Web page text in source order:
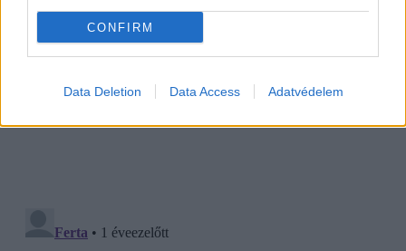
CONFIRM
Data Deletion Data Access Adatvédelem